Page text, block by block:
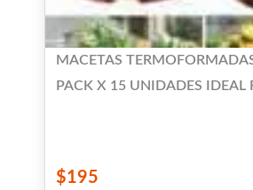
MACETAS
PACK X 15 UNIDADES IDEAL
$195